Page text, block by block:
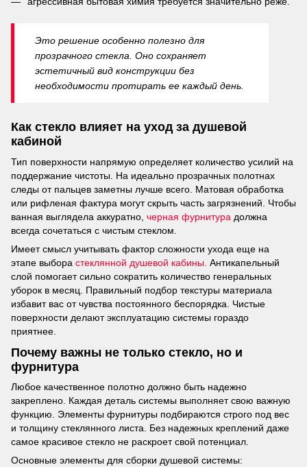
Это решение особенно полезно для
прозрачного стекла. Оно сохраняет
эстетичный вид конструкции без
необходимости протирать ее каждый день.
Как стекло влияет на уход за душевой
кабиной
Тип поверхности напрямую определяет количество усилий на
поддержание чистоты. На идеально прозрачных полотнах
следы от пальцев заметны лучше всего. Матовая обработка
или рифленая фактура могут скрыть часть загрязнений. Чтобы
ванная выглядела аккуратно, черная фурнитура должна
всегда сочетаться с чистым стеклом.
Имеет смысл учитывать фактор сложности ухода еще на
этапе выбора стеклянной душевой кабины. Антикапельный
слой помогает сильно сократить количество генеральных
уборок в месяц. Правильный подбор текстуры материала
избавит вас от чувства постоянного беспорядка. Чистые
поверхности делают эксплуатацию системы гораздо
приятнее.
Почему важны не только стекло, но и
фурнитура
Любое качественное полотно должно быть надежно
закреплено. Каждая деталь системы выполняет свою важную
функцию. Элементы фурнитуры подбираются строго под вес
и толщину стеклянного листа. Без надежных креплений даже
самое красивое стекло не раскроет свой потенциал.
Основные элементы для сборки душевой системы: